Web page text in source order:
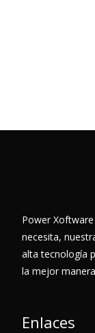
Power
necesita,
alta tecnología
la mejor
Enlaces